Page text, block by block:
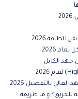
2026
جهد الكابل
بالتفصيل 2026
للحريق؟ و ما طريقة